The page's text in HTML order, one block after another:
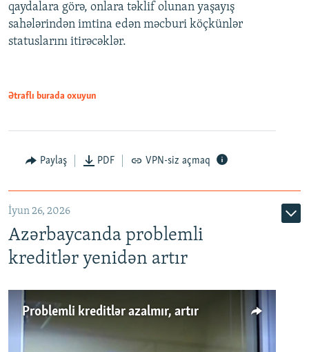
Auto 240p 360p 480p
720p 1080p
720p
qaydalara görə, onlara təklif olunan yaşayış
sahələrindən imtina edən məcburi köçkünlər
statuslarını itirəcəklər.
Ətraflı burada oxuyun
Paylaş PDF VPN-siz açmaq
İyun 26, 2026
Azərbaycanda problemli
kreditlər yenidən artır
Problemli kreditlər azalmır, artır